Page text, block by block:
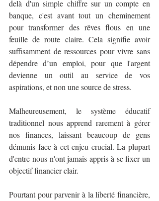
delà d'un simple chiffre sur un compte en
banque, c'est avant tout un cheminement
pour transformer des rêves flous en une
feuille de route claire. Cela signifie avoir
suffisamment de ressources pour vivre sans
dépendre d’un emploi, pour que l'argent
devienne un outil au service de vos
aspirations, et non une source de stress.
Malheureusement, le système éducatif
traditionnel nous apprend rarement à gérer
nos finances, laissant beaucoup de gens
démunis face à cet enjeu crucial. La plupart
d'entre nous n'ont jamais appris à se fixer un
objectif financier clair.
Pourtant pour parvenir à la liberté financière,